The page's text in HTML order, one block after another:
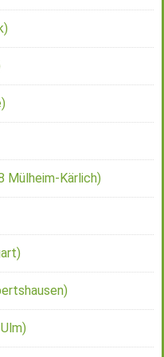
Mülheim-Kärlich)